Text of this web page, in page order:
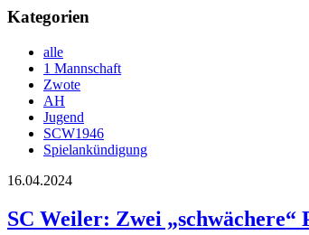
Kategorien
alle
1 Mannschaft
Zwote
AH
Jugend
SCW1946
Spielankündigung
16.04.2024
SC Weiler: Zwei „schwächere“